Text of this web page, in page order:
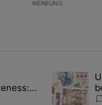
WERBUNG
am meisten
"Margin Calls bei
Ein